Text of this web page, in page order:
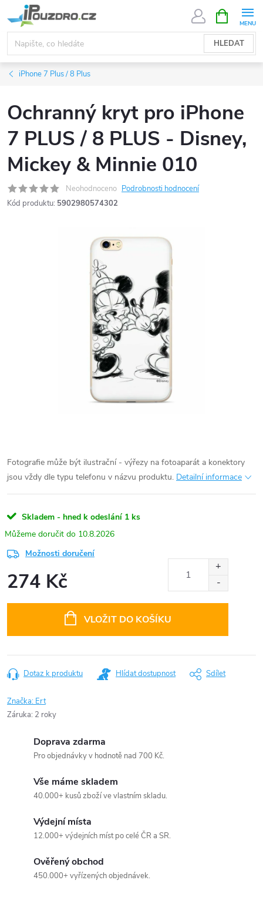
na
obsah
HLEDAT
NÁKUPNÍ
KOŠÍK
iPhone 7 Plus / 8 Plus
Ochranný kryt pro iPhone
7 PLUS / 8 PLUS - Disney,
Mickey & Minnie 010
Neohodnoceno Podrobnosti hodnocení
Kód produktu: 5902980574302
Fotografie může být ilustrační - výřezy na fotoaparát a konektory
jsou vždy dle typu telefonu v názvu produktu. Detailní informace
Skladem - hned k odeslání 1 ks
10.8.2026
Možnosti doručení
274 Kč
VLOŽIT DO KOŠÍKU
Dotaz k produktu Hlídat dostupnost Sdílet
Značka: Ert
Záruka: 2 roky
Doprava zdarma
Pro objednávky v hodnotě nad 700 Kč.
Vše máme skladem
40.000+ kusů zboží ve vlastním skladu.
Výdejní místa
12.000+ výdejních míst po celé ČR a SR.
Ověřený obchod
450.000+ vyřízených objednávek.